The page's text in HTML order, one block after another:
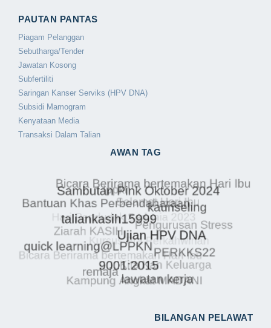
PAUTAN PANTAS
Piagam Pelanggan
Sebutharga/Tender
Jawatan Kosong
Subfertiliti
Saringan Kanser Serviks (HPV DNA)
Subsidi Mamogram
Kenyataan Media
Transaksi Dalam Talian
AWAN TAG
BILANGAN PELAWAT